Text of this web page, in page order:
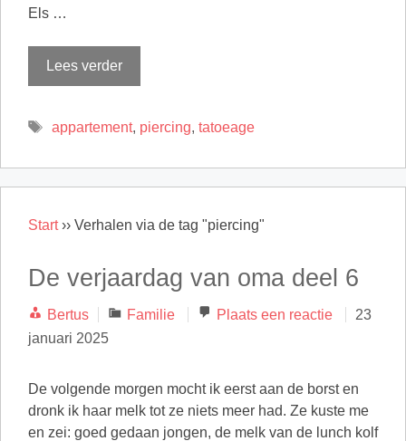
Els …
Lees verder
Tags
appartement, piercing, tatoeage
Start›› Verhalen via de tag "piercing"
De verjaardag van oma deel 6
Bertus Categorieën
Familie Plaats een reactie
23
januari 2025
De volgende morgen mocht ik eerst aan de borst en
dronk ik haar melk tot ze niets meer had. Ze kuste me
en zei: goed gedaan jongen, de melk van de lunch kolf